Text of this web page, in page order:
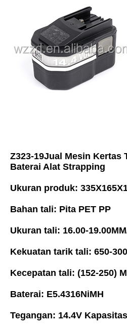
Z323-19Jual Mesin Kertas
Baterai Alat Strapping
Ukuran produk:
Bahan tali: Pita PET PP
Ukuran tali: 16.00-
Kekuatan tarik tali: 650-
Kecepatan tali: (152-250)
Baterai: E5.4316NiMH
Tegangan: 14.4V